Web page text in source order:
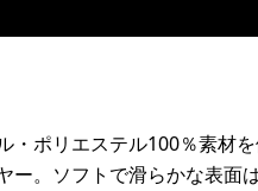
・ポリエステル100％素材
ー。ソフトで滑らかな表面